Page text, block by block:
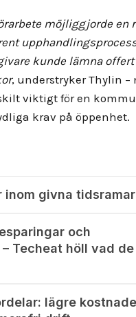
möjliggjorde en
kunde lämna offert
, understryker Thylin –
viktigt för en
krav på öppenhet.
inom givna tidsramar
och
Techeat höll vad de
lägre